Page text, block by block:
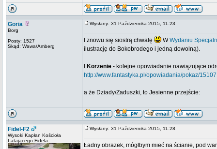
Goria
Borg
Posty: 1527
Skąd: Wawa/Amberg
Wysłany: 31 Października 2015, 11:23
I znowu się siostrą chwalę WWydaniu
ilustrację do Bokobrodego i jedną dowolną).
Korzenie - kolejne opowiadanie nawiązujące
http://www.fantastyka.pl/opowiadania/pokaz/15107
a że Dziady/Zaduszki, to Jesienne przejście:
Fidel-F2
Wysoki Kapłan Kościoła
Latającego Fidela
Wysłany: 31 Października 2015, 11:28
Ładny obrazek, mógłbym mieć na ścianie, pod